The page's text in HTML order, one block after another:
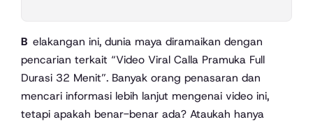
Belakangan ini, dunia maya diramaikan dengan
pencarian terkait “Video Viral Calla Pramuka Full
Durasi 32 Menit”. Banyak orang penasaran dan
mencari informasi lebih lanjut mengenai video ini,
tetapi apakah benar-benar ada? Ataukah hanya